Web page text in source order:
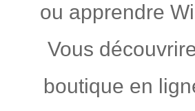
ou apprendre
Vous
boutique en